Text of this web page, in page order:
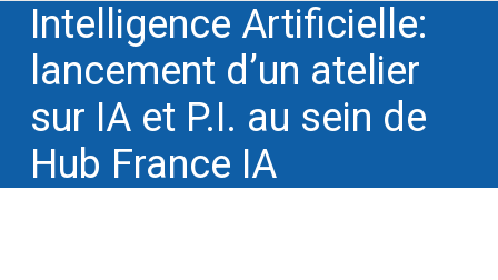
Intelligence Artificielle:
lancement d’un atelier
sur IA et P.I. au sein de
Hub France IA